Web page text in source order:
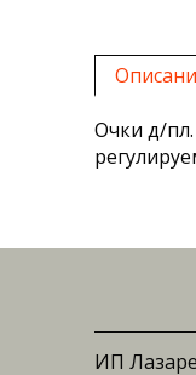
Очки д/
ИП